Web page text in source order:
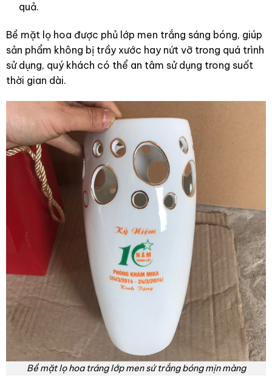
quả.
Bề mặt lọ hoa được phủ lớp men trắng sáng bóng, giúp
sản phẩm không bị trầy xước hay nứt vỡ trong quá trình
sử dụng, quý khách có thể an tâm sử dụng trong suốt
thời gian dài.
Bề mặt lọ hoa tráng lớp men sứ trắng bóng mịn màng